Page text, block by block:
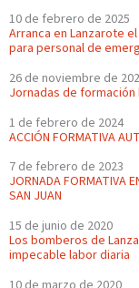
10 de febrero de 2025
Arranca en Lanzarote
para personal de
26 de noviembre de
Jornadas de
1 de febrero de 2024
ACCIÓN FORMATIVA
7 de febrero de 2023
JORNADA FORMATIVA
SAN JUAN
15 de junio de 2020
Los bomberos de
impecable labor diaria